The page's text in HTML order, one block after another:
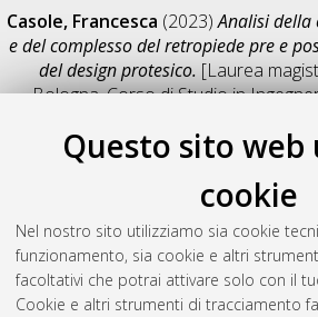
Questo sito web
cookie
Nel nostro sito utilizziamo sia cookie
funzionamento, sia cookie e altri
facoltativi che potrai attivare solo con il
Cookie e altri strumenti di tracciamento
Casole, Francesca (2023)Analisi
e del complesso del retropiede pre e
del design protesico. [Laurea
Bologna, Corso di Studio in
Salva citazione
Il full-text non è disponibile per scelta
Abstract
Altri